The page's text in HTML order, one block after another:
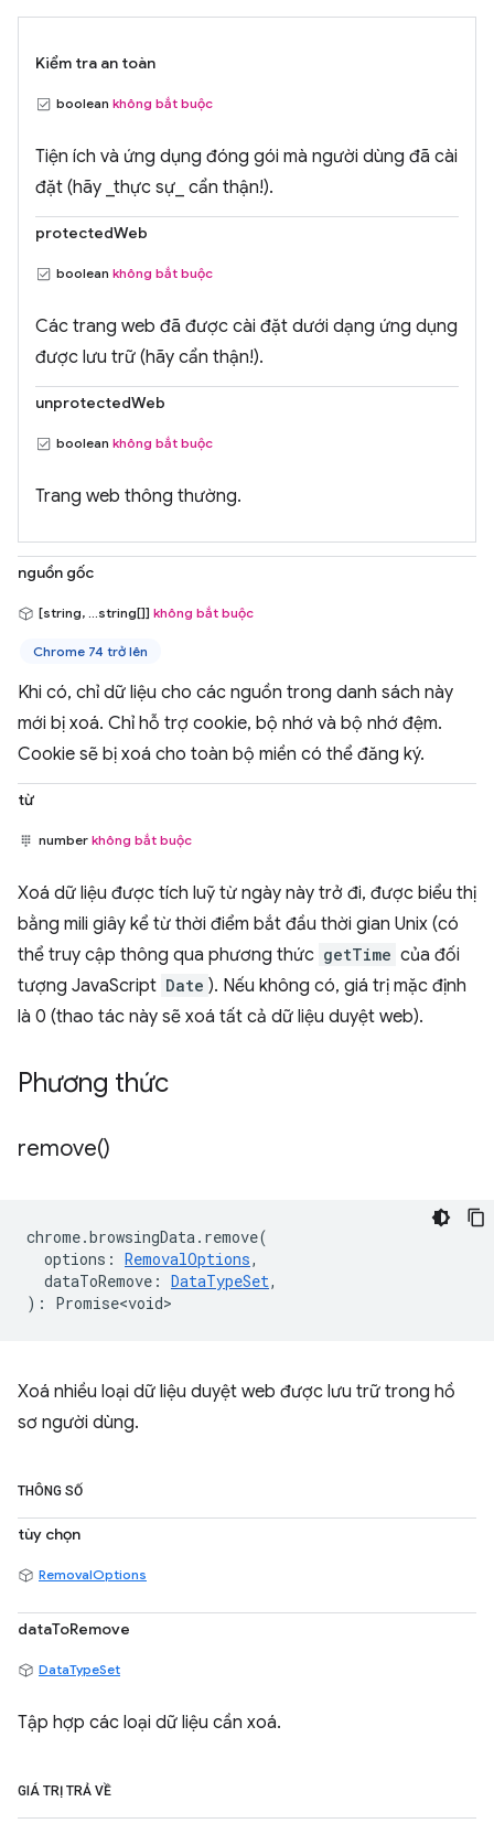
Kiểm tra an toàn
boolean không bắt buộc
Tiện ích và ứng dụng đóng gói mà người dùng đã cài
đặt (hãy _thực sự_ cẩn thận!).
protectedWeb
boolean không bắt buộc
Các trang web đã được cài đặt dưới dạng ứng dụng
được lưu trữ (hãy cẩn thận!).
unprotectedWeb
boolean không bắt buộc
Trang web thông thường.
nguồn gốc
[string, ...string[]] không bắt buộc
Chrome 74 trở lên
Khi có, chỉ dữ liệu cho các nguồn trong danh sách này
mới bị xoá. Chỉ hỗ trợ cookie, bộ nhớ và bộ nhớ đệm.
Cookie sẽ bị xoá cho toàn bộ miền có thể đăng ký.
từ
number không bắt buộc
Xoá dữ liệu được tích luỹ từ ngày này trở đi, được biểu thị
bằng mili giây kể từ thời điểm bắt đầu thời gian Unix (có
thể truy cập thông qua phương thức getTime của đối
tượng JavaScript Date ). Nếu không có, giá trị mặc định
là 0 (thao tác này sẽ xoá tất cả dữ liệu duyệt web).
Phương thức
remove()
chrome.browsingData. remove(
options : RemovalOptions,
dataToRemove : DataTypeSet,
) : Promise<void>
Xoá nhiều loại dữ liệu duyệt web được lưu trữ trong hồ
sơ người dùng.
THÔNG SỐ
tùy chọn
RemovalOptions
dataToRemove
DataTypeSet
Tập hợp các loại dữ liệu cần xoá.
GIÁ TRỊ TRẢ VỀ